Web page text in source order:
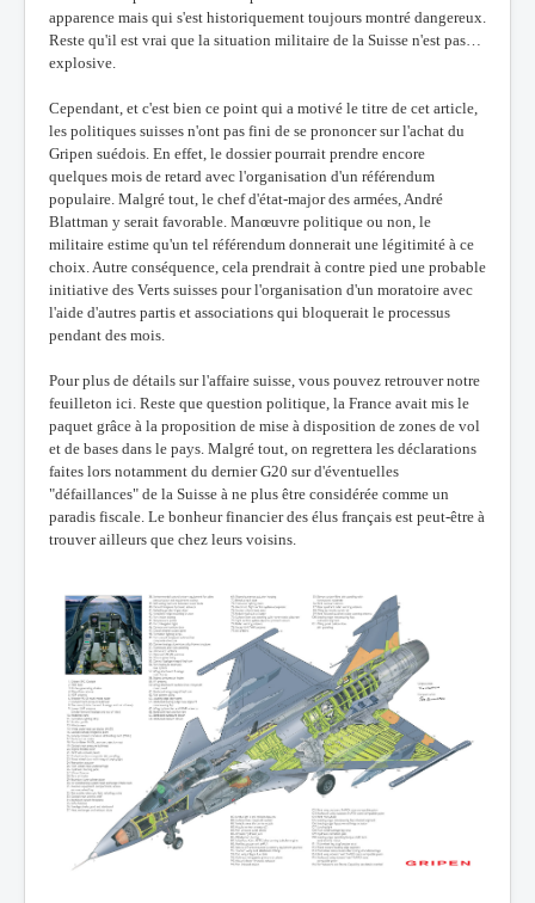
apparence mais qui s'est historiquement toujours montré dangereux.
Reste qu'il est vrai que la situation militaire de la Suisse n'est pas…
explosive.
Cependant, et c'est bien ce point qui a motivé le titre de cet article,
les politiques suisses n'ont pas fini de se prononcer sur l'achat du
Gripen suédois. En effet, le dossier pourrait prendre encore
quelques mois de retard avec l'organisation d'un référendum
populaire. Malgré tout, le chef d'état-major des armées, André
Blattman y serait favorable. Manœuvre politique ou non, le
militaire estime qu'un tel référendum donnerait une légitimité à ce
choix. Autre conséquence, cela prendrait à contre pied une probable
initiative des Verts suisses pour l'organisation d'un moratoire avec
l'aide d'autres partis et associations qui bloquerait le processus
pendant des mois.
Pour plus de détails sur l'affaire suisse, vous pouvez retrouver notre
feuilleton ici. Reste que question politique, la France avait mis le
paquet grâce à la proposition de mise à disposition de zones de vol
et de bases dans le pays. Malgré tout, on regrettera les déclarations
faites lors notamment du dernier G20 sur d'éventuelles
"défaillances" de la Suisse à ne plus être considérée comme un
paradis fiscale. Le bonheur financier des élus français est peut-être à
trouver ailleurs que chez leurs voisins.